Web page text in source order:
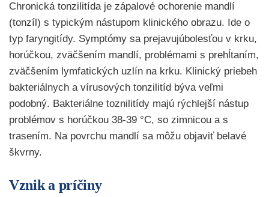
Chronická tonzilitída je zápalové ochorenie mandlí
(tonzíl) s typickým nástupom klinického obrazu. Ide o
typ faryngitídy. Symptómy sa prejavujúbolesťou v krku,
horúčkou, zväčšením mandlí, problémami s prehĺtaním,
zväčšením lymfatických uzlín na krku. Klinický priebeh
bakteriálnych a vírusových tonzilitíd býva veľmi
podobný. Bakteriálne toznilitídy majú rýchlejší nástup
problémov s horúčkou 38-39 °C, so zimnicou a s
trasením. Na povrchu mandlí sa môžu objaviť belavé
škvrny.
Vznik a príčiny